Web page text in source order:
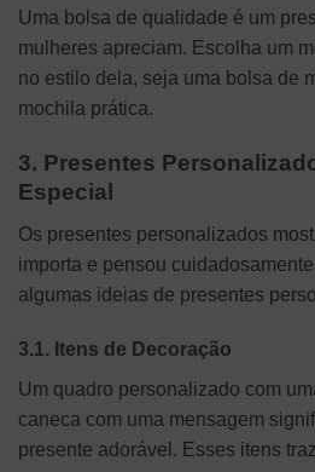
Uma bolsa de qualidade é um
mulheres apreciam. Escolha um
no estilo dela, seja uma bolsa de
mochila prática.
3. Presentes
Especial
Os presentes personalizados
importa e pensou
algumas ideias de presentes
3.1. Itens de Decoração
Um quadro personalizado com
caneca com uma mensagem
presente adorável. Esses itens